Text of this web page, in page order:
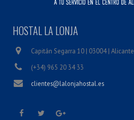
HOSTAL LA LONJA
Capitán Segarra 10 | 03004 | Alicante
(+34) 965 20 34 33
clientes@lalonjahostal.es